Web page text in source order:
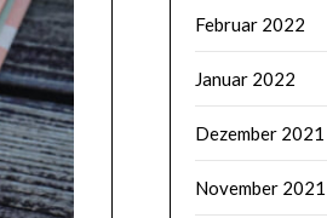
Februar 2022
Januar 2022
Dezember 2021
November 2021